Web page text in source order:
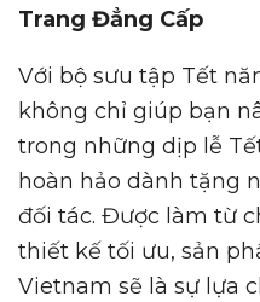
Trang Đẳng Cấp
Với bộ sưu tập Tết
không chỉ giúp bạn
trong những dịp lễ
hoàn hảo dành tặng
đối tác. Được làm từ
thiết kế tối ưu, sản
Vietnam sẽ là sự lựa